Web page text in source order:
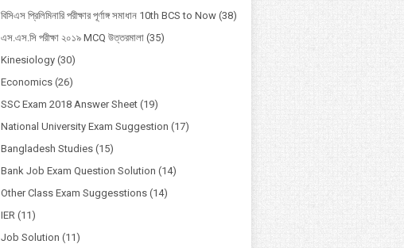
বিসিএস প্রিলিমিনারি পরীক্ষার পূর্ণাঙ্গ সমাধান 10th BCS to Now (38)
এস.এস.সি পরীক্ষা ২০১৯ MCQ উত্তরমালা (35)
Kinesiology (30)
Economics (26)
SSC Exam 2018 Answer Sheet (19)
National University Exam Suggestion (17)
Bangladesh Studies (15)
Bank Job Exam Question Solution (14)
Other Class Exam Suggesstions (14)
IER (11)
Job Solution (11)